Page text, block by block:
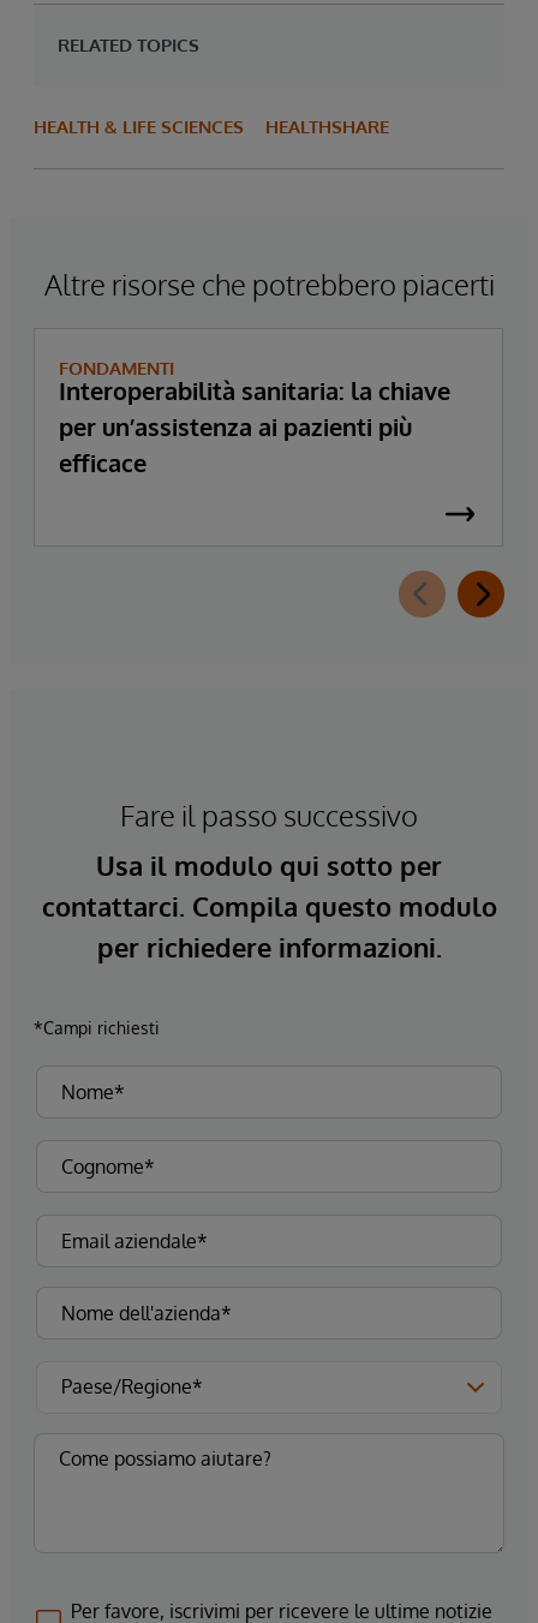
RELATED TOPICS
HEALTH & LIFE SCIENCES HEALTHSHARE
Altre risorse che potrebbero piacerti
FONDAMENTI
Interoperabilità sanitaria: la chiave
per un’assistenza ai pazienti più
efficace
Fare il passo successivo
Usa il modulo qui sotto per
contattarci. Compila questo modulo
per richiedere informazioni.
*Campi richiesti
Per favore, iscrivimi per ricevere le ultime notizie